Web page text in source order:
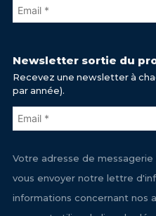
Newsletter sortie du
Recevez une newsletter à
par année).
Votre adresse de
vous envoyer notre lettre
informations concernant nos